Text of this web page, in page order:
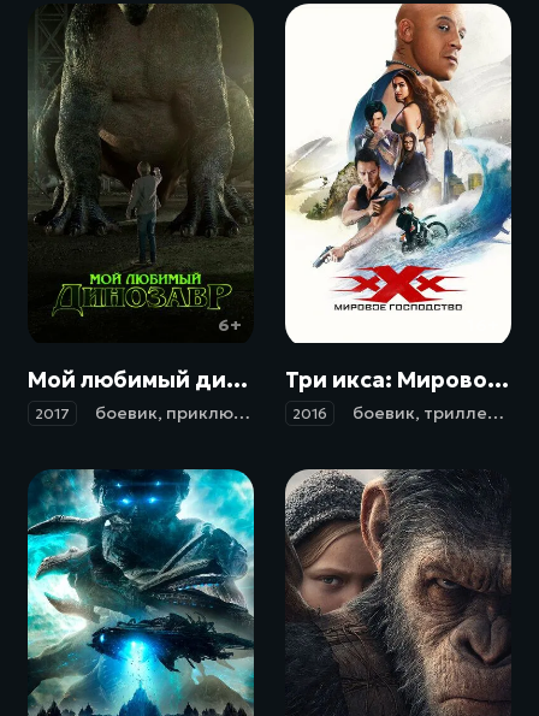
6+
Мой любимый динозавр / My Pet Dinosaur (2017)
2017 боевик, приключения семейный
Три икса: Мировое господство / xXx: Return of Xander Cage (2016)
2016 боевик, триллер ,